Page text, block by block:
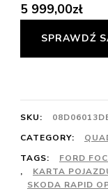
5 999,00zł
SPRAWDŹ
SKU:
CATEGORY:
TAGS:
FORD
,
KARTA
SKODA RAPID